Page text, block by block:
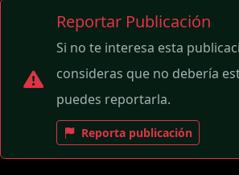
Reportar Publicación
Si no te interesa esta
consideras que no debería
puedes reportarla.
Reporta publicación